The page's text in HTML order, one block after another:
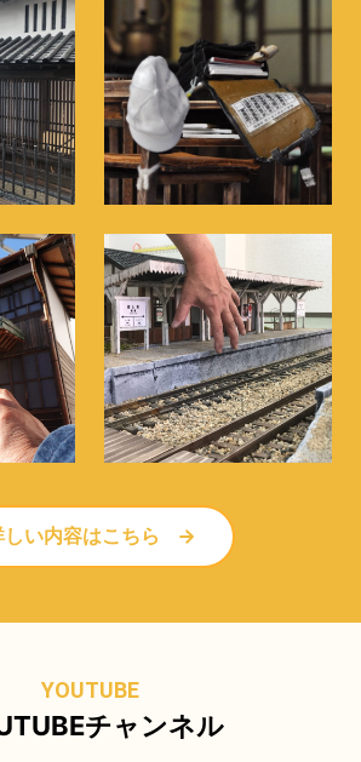
しい内容はこちら
YOUTUBE
チャンネル